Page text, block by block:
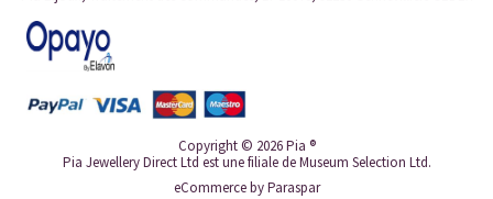
Copyright © 2026 Pia ®
Pia Jewellery Direct Ltd est une filiale de Museum Selection Ltd.
eCommerce byParaspar